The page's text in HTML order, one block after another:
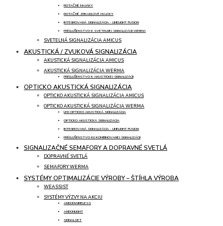
ROTAČNÉ MAJÁKY
ROTAČNÉ ZRKADLOVÉ MAJÁKY
INTEGROVANÁ SIGNALIZÁCIA - LINELIGHT FUSION
PRÍSLUŠENSTVO K SVETELNEJ SIGNALIZÁCII WERMA
SVETELNÁ SIGNALIZÁCIA AMICUS
AKUSTICKÁ / ZVUKOVÁ SIGNALIZÁCIA
AKUSTICKÁ SIGNALIZÁCIA AMICUS
AKUSTICKÁ SIGNALIZÁCIA WERMA
PRÍSLUŠENSTVO K AKUSTICKEJ SIGNALIZÁCII
OPTICKO AKUSTICKÁ SIGNALIZÁCIA
OPTICKO AKUSTICKÁ SIGNALIZÁCIA AMICUS
OPTICKO AKUSTICKÁ SIGNALIZÁCIA WERMA
LED OPTICKO AKUSTICKÁ SIGNALIZÁCIA
OPTICKO AKUSTICKÁ SIGNALIZÁCIA
INTEGROVANÁ SIGNALIZÁCIA - LINELIGHT FUSION
PRÍSLUŠENSTVO KU KOMBINOVANEJ SIGNALIZÁCII
SIGNALIZAČNÉ SEMAFORY A DOPRAVNÉ SVETLÁ
DOPRAVNÉ SVETLÁ
SEMAFORY WERMA
SYSTÉMY OPTIMALIZÁCIE VÝROBY – ŠTÍHLA VÝROBA
WEASSIST
SYSTÉMY VÝZVY NA AKCIU
ANDONWIRELESS
ANDONLIGHT
SIGNALSET